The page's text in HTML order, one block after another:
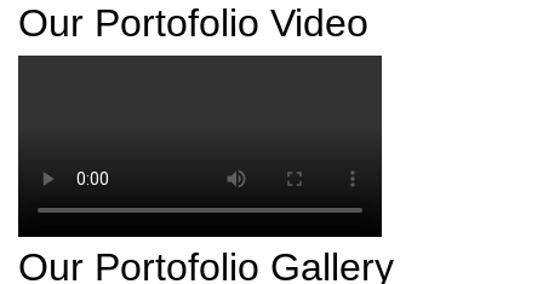
Our Portofolio Video
Our Portofolio Gallery